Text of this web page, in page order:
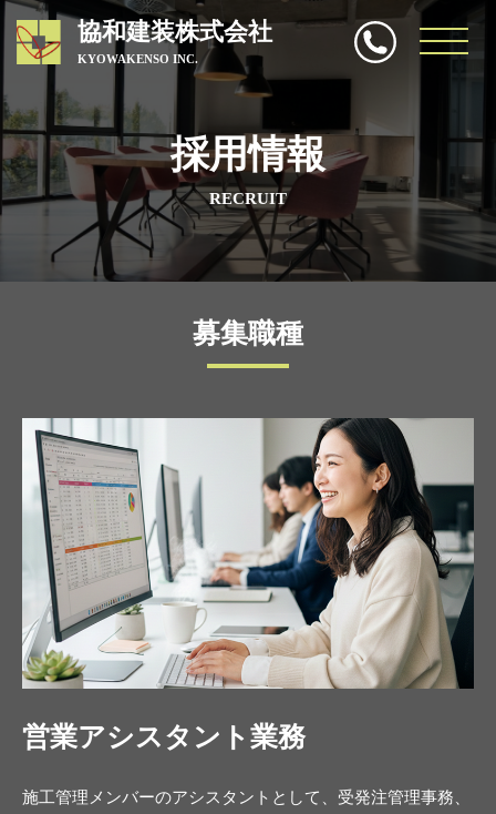
協和建装株式会社
KYOWAKENSO INC.
協和建装株式会社
採用情報
RECRUIT
募集職種
営業アシスタント業務
施工管理メンバーのアシスタントとして、受発注管理事務、